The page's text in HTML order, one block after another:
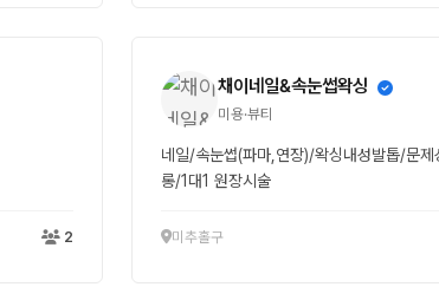
2
채이네일&속눈썹왁싱
미용·뷰티
네일/속눈썹(파마,연장)/왁싱내성발톱/문제
롱/1대1 원장시술
미추홀구